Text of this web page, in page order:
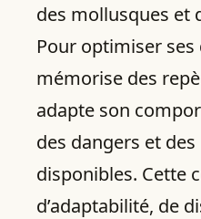
des mollusques et
Pour optimiser
mémorise des
adapte son
des dangers et
disponibles. Cette
d’adaptabilité, de